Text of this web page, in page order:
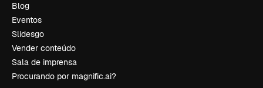
Blog
Eventos
Slidesgo
Vender conteúdo
Sala de imprensa
Procurando por magnific.ai?